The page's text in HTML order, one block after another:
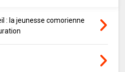
: la jeunesse comorienne